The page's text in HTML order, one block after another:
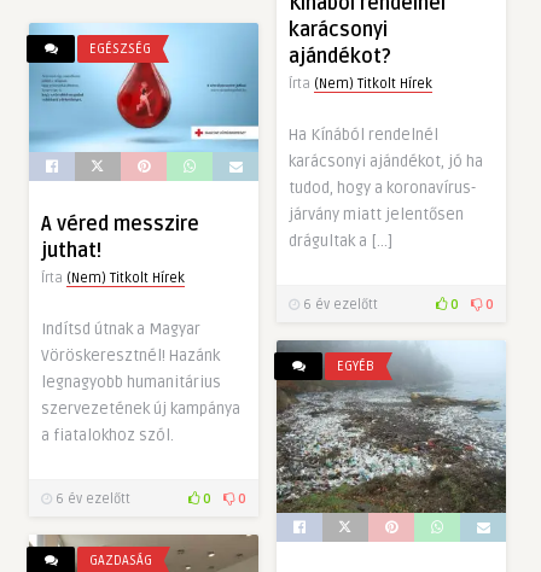
karácsonyi
ajándékot?
Írta (Nem) Titkolt Hírek
Ha Kínából rendelnél
karácsonyi ajándékot, jó ha
tudod, hogy a koronavírus-
járvány miatt jelentősen
drágultak a […]
6 év ezelőtt 0 0
EGÉSZSÉG
A véred messzire
juthat!
Írta (Nem) Titkolt Hírek
Indítsd útnak a Magyar
Vöröskeresztnél! Hazánk
legnagyobb humanitárius
szervezetének új kampánya
a fiatalokhoz szól.
6 év ezelőtt 0 0
EGYÉB
GAZDASÁG